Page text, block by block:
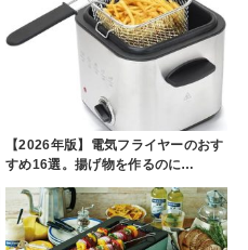
【2026年版】電気フライヤーのおす
すめ16選。揚げ物を作るのに…